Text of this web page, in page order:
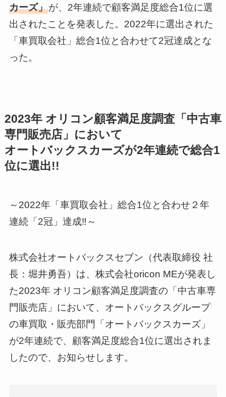
カーズ」が、2年連続で顧客満足度総合1位に選
出されたことを発表した。2022年に選出された
「車買取会社」総合1位と合わせて2冠達成とな
った。
2023年 オリコン顧客満足度調査「中古車
専門販売店」において
オートバックスカーズが2年連続で総合1
位に選出!!
～2022年「車買取会社」総合1位と合わせ２年
連続「2冠」達成‼～
株式会社オートバックスセブン（代表取締役 社
長：堀井勇吾）は、株式会社oricon MEが発表し
た2023年 オリコン顧客満足度調査の「中古車専
門販売店」において、オートバックスグループ
の車買取・販売部門「オートバックスカーズ」
が2年連続で、顧客満足度総合1位に選出されま
したので、お知らせします。